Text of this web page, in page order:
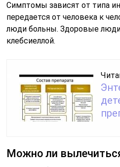
Симптомы зависят от типа
передается от человека к
люди больны. Здоровые
клебсиеллой.
Можно ли